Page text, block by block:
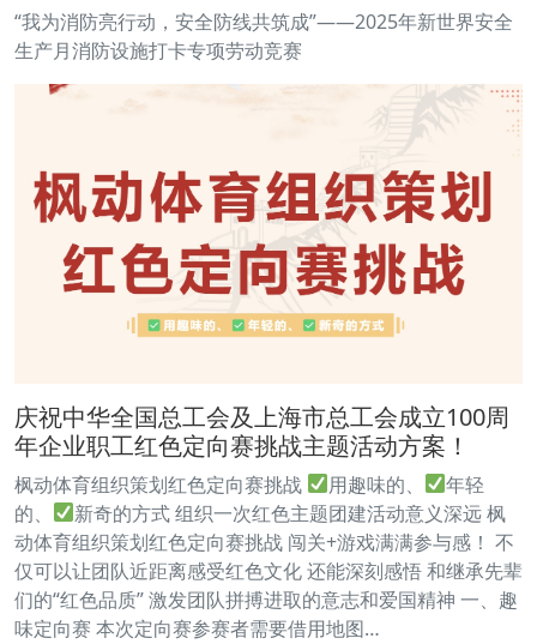
“我为消防亮行动，安全防线共筑成”——2025年新世界安全
生产月消防设施打卡专项劳动竞赛
庆祝中华全国总工会及上海市总工会成立100周
年企业职工红色定向赛挑战主题活动方案！
枫动体育组织策划红色定向赛挑战 用趣味的、
年轻
的、
新奇的方式 组织一次红色主题团建活动意义深远 枫
动体育组织策划红色定向赛挑战 闯关+游戏满满参与感！ 不
仅可以让团队近距离感受红色文化 还能深刻感悟 和继承先辈
们的“红色品质” 激发团队拼搏进取的意志和爱国精神 一、趣
味定向赛 本次定向赛参赛者需要借用地图…